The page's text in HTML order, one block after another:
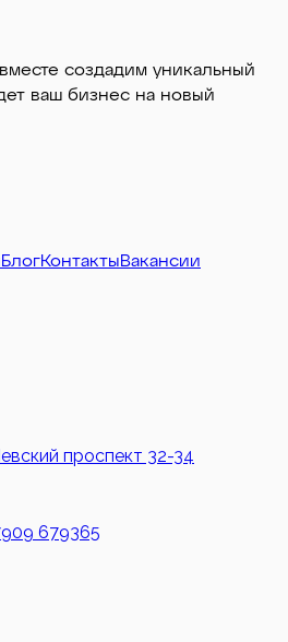
создадим уникальный
ваш бизнес на новый
БлогКонтактыВакансии
проспект 32-34
679365